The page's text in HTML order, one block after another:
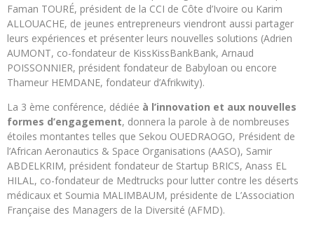
Faman TOURÉ, président de la CCI de Côte d’Ivoire ou Karim
ALLOUACHE, de jeunes entrepreneurs viendront aussi partager
leurs expériences et présenter leurs nouvelles solutions (Adrien
AUMONT, co-fondateur de KissKissBankBank, Arnaud
POISSONNIER, président fondateur de Babyloan ou encore
Thameur HEMDANE, fondateur d’Afrikwity).
La 3 ème conférence, dédiée à l’innovation et aux nouvelles
formes d’engagement, donnera la parole à de nombreuses
étoiles montantes telles que Sekou OUEDRAOGO, Président de
l’African Aeronautics & Space Organisations (AASO), Samir
ABDELKRIM, président fondateur de Startup BRICS, Anass EL
HILAL, co-fondateur de Medtrucks pour lutter contre les déserts
médicaux et Soumia MALIMBAUM, présidente de L’Association
Française des Managers de la Diversité (AFMD).